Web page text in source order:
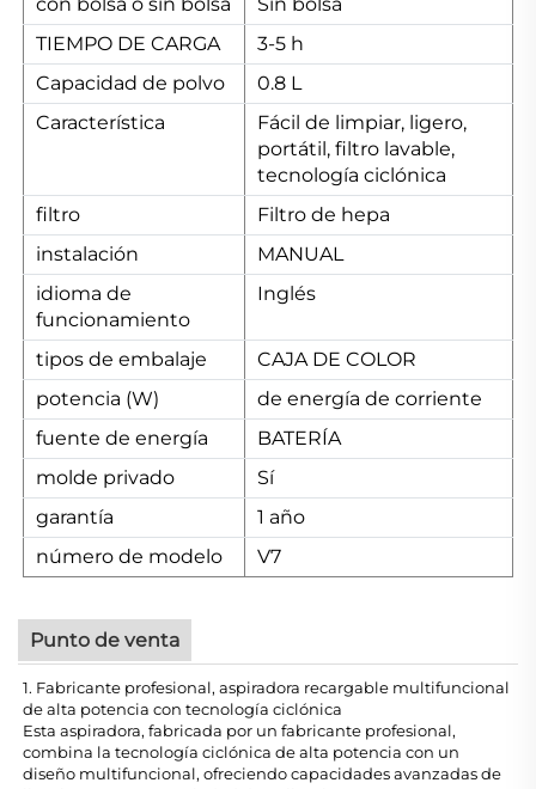
TIEMPO DE CARGA
3-5 h
Capacidad de polvo
0.8 L
Característica
Fácil de limpiar, ligero,
portátil, filtro lavable,
tecnología ciclónica
filtro
Filtro de hepa
instalación
MANUAL
idioma de
funcionamiento
Inglés
tipos de embalaje
CAJA DE COLOR
potencia (W)
de energía de corriente
fuente de energía
BATERÍA
molde privado
Sí
garantía
1 año
número de modelo
V7
Punto de venta
1. Fabricante profesional, aspiradora recargable multifuncional
de alta potencia con tecnología ciclónica
Esta aspiradora, fabricada por un fabricante profesional,
combina la tecnología ciclónica de alta potencia con un
diseño multifuncional, ofreciendo capacidades avanzadas de